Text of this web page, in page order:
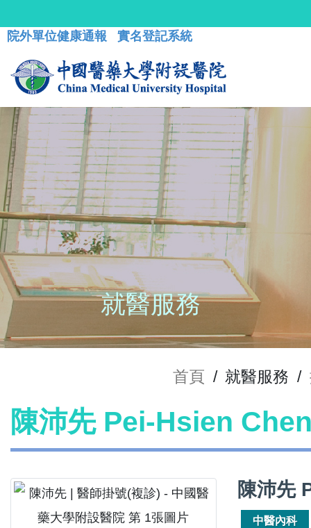
院外單位健康通報 實名登記系統
就醫服務
首頁 / 就醫服務 /
陳沛先 Pei-Hsien
陳沛先
中醫內科